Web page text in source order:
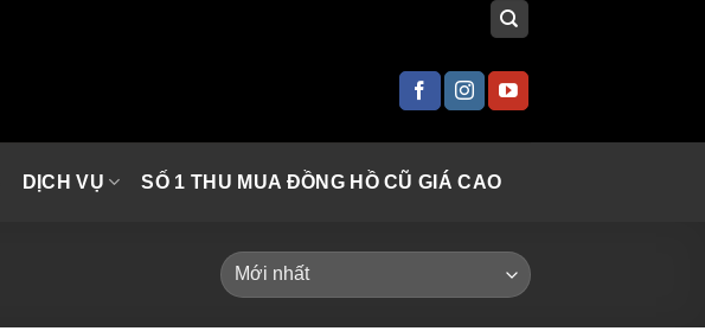
DỊCH VỤ SỐ 1 THU MUA ĐỒNG HỒ CŨ GIÁ CAO